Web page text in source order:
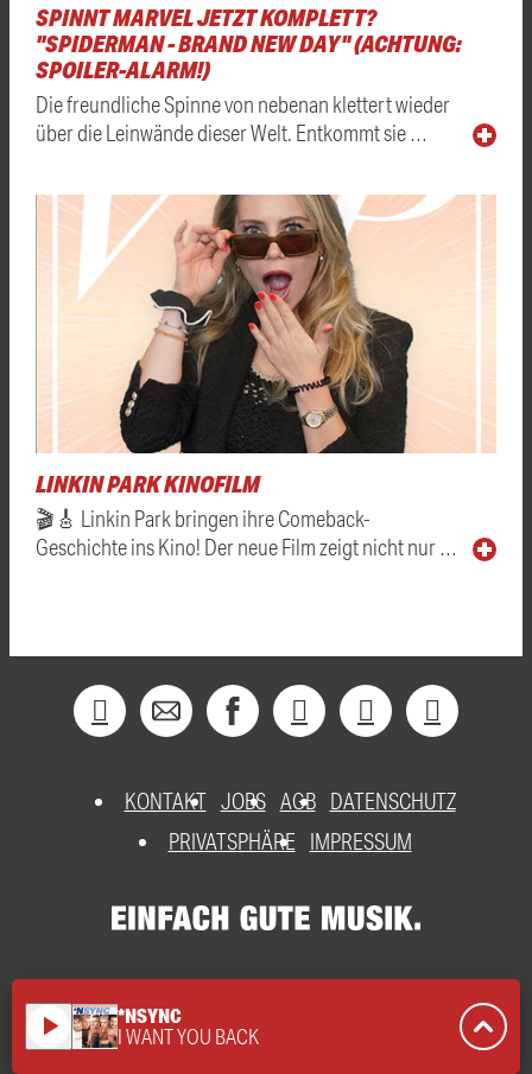
SPINNT MARVEL JETZT KOMPLETT?
"SPIDERMAN - BRAND NEW DAY" (ACHTUNG:
SPOILER-ALARM!)
Die freundliche Spinne von nebenan klettert wieder
über die Leinwände dieser Welt. Entkommt sie …
LINKIN PARK KINOFILM
🎬🎸 Linkin Park bringen ihre Comeback-
Geschichte ins Kino! Der neue Film zeigt nicht nur …
KONTAKT JOBS AGB DATENSCHUTZ
PRIVATSPHÄRE
IMPRESSUM
play_arrow *NSYNC
I WANT YOU BACK